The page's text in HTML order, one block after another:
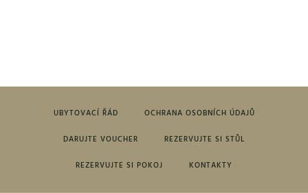
UBYTOVACÍ ŘÁD OCHRANA OSOBNÍCH ÚDAJŮ
DARUJTE VOUCHER REZERVUJTE SI STŮL
REZERVUJTE SI POKOJ KONTAKTY